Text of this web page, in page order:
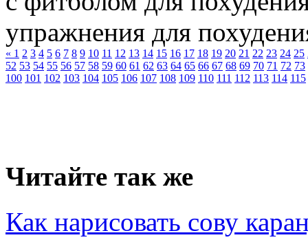
упражнения для
« 1 2 3 4 5 6 7 8 9 10 11 12 13 14 15 16 17 18 19 20 21 22 23 24 25
52 53 54 55 56 57 58 59 60 61 62 63 64 65 66 67 68 69 70 71 72 73
100 101 102 103 104 105 106 107 108 109 110 111 112 113 114 115
Читайте так же
Как нарисовать сову